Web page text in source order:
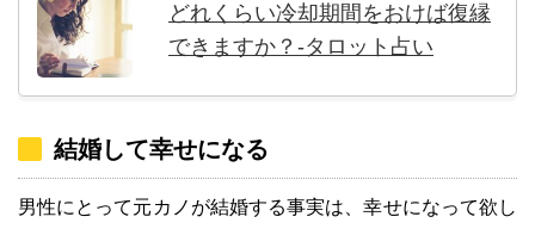
どれくらい冷却期間をおけば復縁
できますか？-タロット占い
結婚して幸せになる
男性にとって元カノが結婚する事実は、幸せになって欲し